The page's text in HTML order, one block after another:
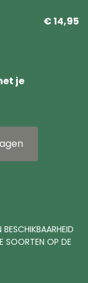
€ 14,95
je
SOORTEN OP DE